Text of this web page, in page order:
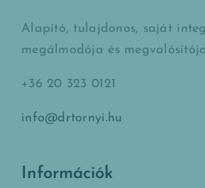
Alapító, tulajdonos, saját
megálmodója és megvalósítója
+36 20 323 0121
info@drtornyi.hu
Információk